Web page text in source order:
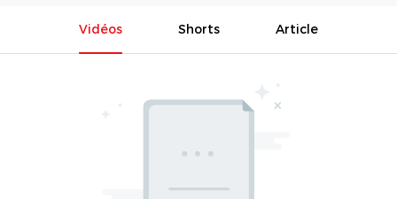
Vidéos Shorts Article